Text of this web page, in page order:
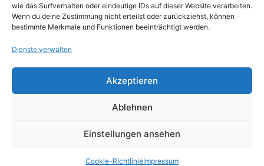
wie das Surfverhalten oder eindeutige IDs auf dieser Website verarbeiten.
Wenn du deine Zustimmung nicht erteilst oder zurückziehst, können
bestimmte Merkmale und Funktionen beeinträchtigt werden.
Dienste verwalten
Akzeptieren
Ablehnen
Einstellungen ansehen
Cookie-RichtlinieImpressum
wurden vonAnonym
Freie Spende
Datenschutz|Impressum